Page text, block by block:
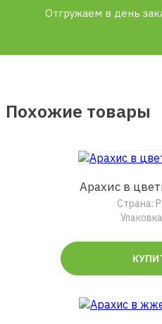
Отгружаем в день
Похожие товары
Арахис в
Страна: